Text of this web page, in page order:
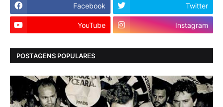
Facebook Twitter
YouTube Instagram
POSTAGENS POPULARES